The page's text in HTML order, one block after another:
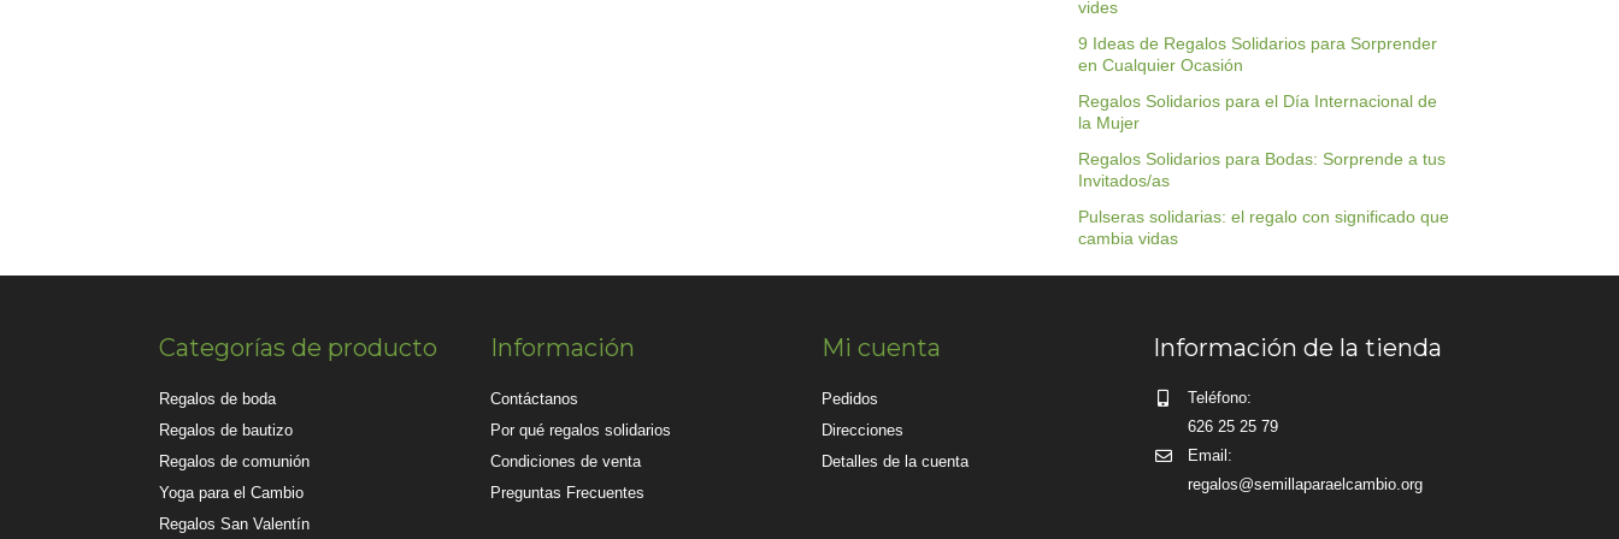
vides
9 Ideas de Regalos Solidarios para Sorprender
en Cualquier Ocasión
Regalos Solidarios para el Día Internacional de
la Mujer
Regalos Solidarios para Bodas: Sorprende a tus
Invitados/as
Pulseras solidarias: el regalo con significado que
cambia vidas
Categorías de producto
Regalos de boda
Regalos de bautizo
Regalos de comunión
Yoga para el Cambio
Regalos San Valentín
Información
Contáctanos
Por qué regalos solidarios
Condiciones de venta
Preguntas Frecuentes
Mi cuenta
Pedidos
Direcciones
Detalles de la cuenta
Información de la tienda
Teléfono:
626 25 25 79
Email:
regalos@semillaparaelcambio.org